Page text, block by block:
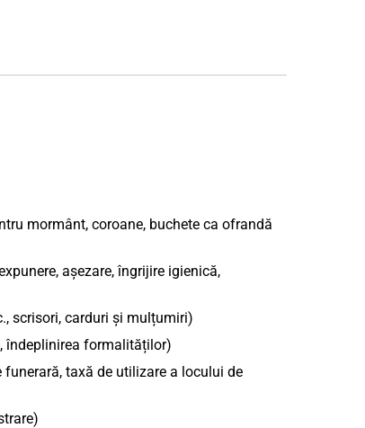
mormânt, coroane, buchete ca ofrandă
așezare, îngrijire igienică,
scrisori, carduri și mulțumiri)
îndeplinirea formalităților)
taxă de utilizare a locului de